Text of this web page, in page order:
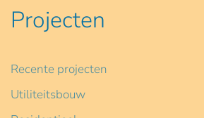
Projecten
Recente projecten
Utiliteitsbouw